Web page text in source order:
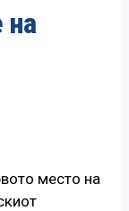
на
место на